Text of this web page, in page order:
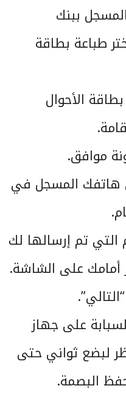
ببنك
طباعة بطاقة
الأحوال
موافق.
هاتفك المسجل في
التي تم إرسالها لك
أمامك على الشاشة.
على جهاز
لبضع ثواني حتى
البصمة.